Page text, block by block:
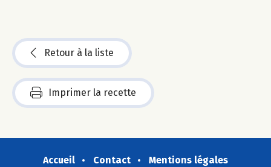
Retour à la liste
Imprimer la recette
Accueil Contact
Mentions légales